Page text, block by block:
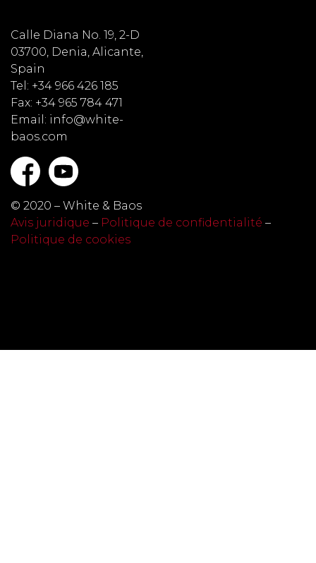
Calle Diana No. 19, 2-D
03700, Denia, Alicante,
Spain
Tel: +34 966 426 185
Fax: +34 965 784 471
Email: info@white-
baos.com
© 2020 – White & Baos
Avis juridique – Politique de confidentialité –
Politique de cookies